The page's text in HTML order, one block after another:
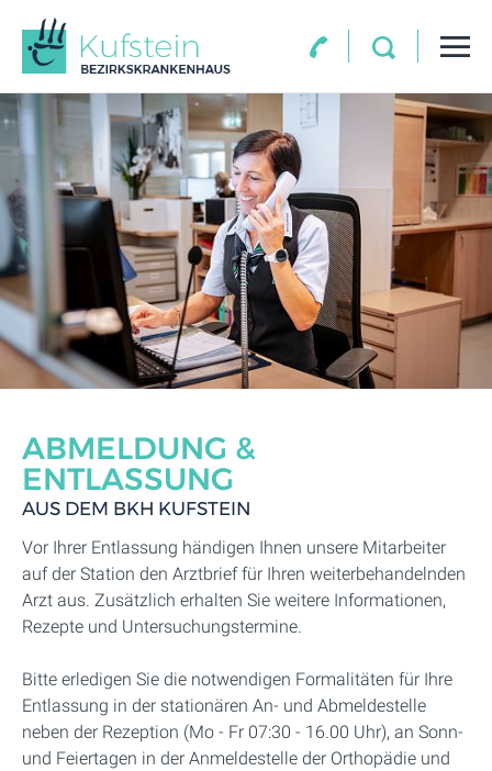
ABMELDUNG &
ENTLASSUNG
AUS DEM BKH KUFSTEIN
Vor Ihrer Entlassung händigen Ihnen unsere Mitarbeiter
auf der Station den Arztbrief für Ihren weiterbehandelnden
Arzt aus. Zusätzlich erhalten Sie weitere Informationen,
Rezepte und Untersuchungstermine.
Bitte erledigen Sie die notwendigen Formalitäten für Ihre
Entlassung in der stationären An- und Abmeldestelle
neben der Rezeption (Mo - Fr 07:30 - 16.00 Uhr), an Sonn-
und Feiertagen in der Anmeldestelle der Orthopädie und